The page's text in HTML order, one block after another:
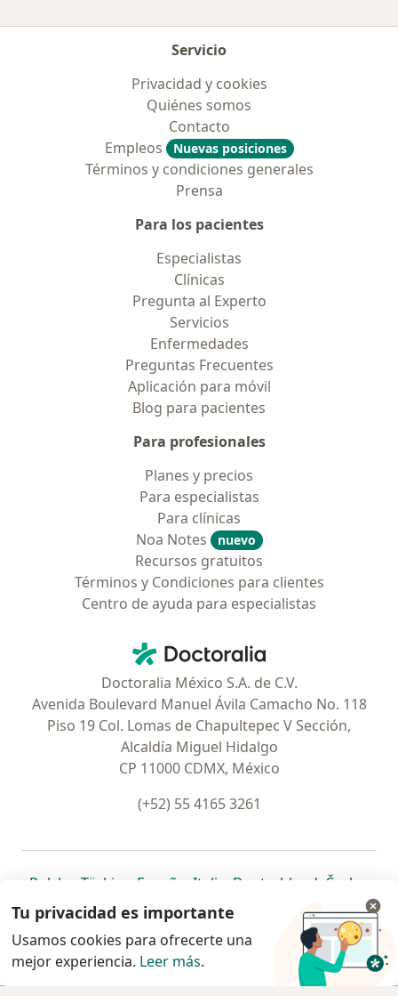
Servicio
Privacidad y cookies
Quiénes somos
Contacto
Empleos
Nuevas posiciones
Términos y condiciones generales
Prensa
Para los pacientes
Especialistas
Clínicas
Pregunta al Experto
Servicios
Enfermedades
Preguntas Frecuentes
Aplicación para móvil
Blog para pacientes
Para profesionales
Planes y precios
Para especialistas
Para clínicas
Noa Notes
nuevo
Recursos gratuitos
Términos y Condiciones para clientes
Centro de ayuda para especialistas
Doctoralia - Página de inicio
Doctoralia México S.A. de C.V.
Avenida Boulevard Manuel Ávila Camacho No. 118
Piso 19 Col. Lomas de Chapultepec V Sección,
Alcaldía Miguel Hidalgo
CP 11000 CDMX, México
(+52) 55 4165 3261
Polska se abre en una nueva pestaña
Türkiye se abre en una nueva pestaña
España se abre en una nueva pestaña
Italia se abre en una nueva
Deutschlandse abre en
Česko
Portugal
se abre en una nueva pestaña
México se abre en una nueva pestaña
Chile se abre en una nueva pestaña
Brasil se abre en una nueva
se abre en
se
se abre en una nueva
www.doctoralia.com.mx © 2026 - Encuentra tu
Tu privacidad es importante
Usamos cookies para ofrecerte una
mejor experiencia. Leer más.